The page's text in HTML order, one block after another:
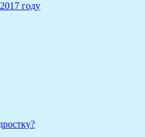
году